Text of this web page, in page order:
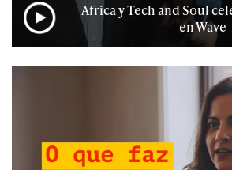
Africa y Tech and Soul
en Wave